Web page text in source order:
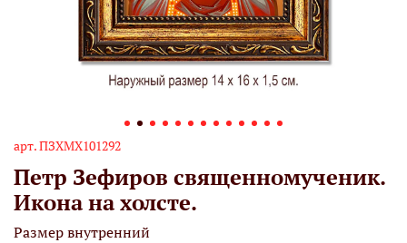
арт.ПЗХМХ101292
Петр Зефиров священномученик.
Икона на холсте.
Размер внутренний